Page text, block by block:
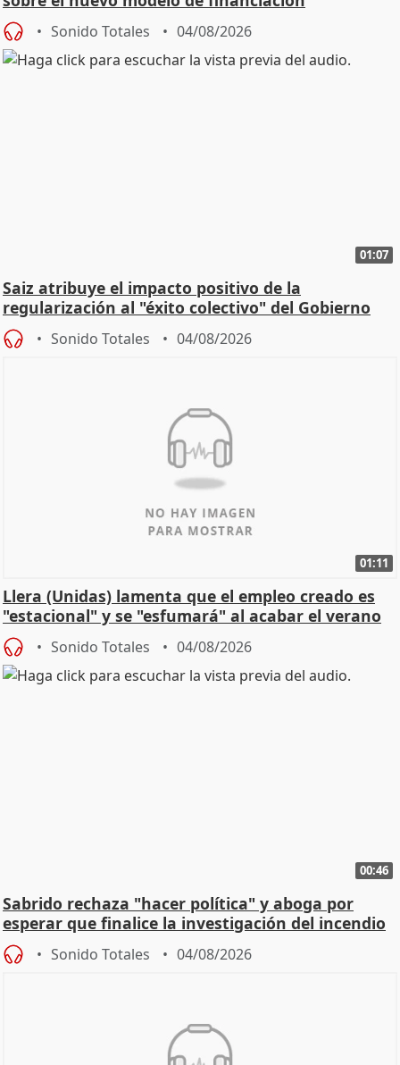
Sonido Totales 04/08/2026
01:07
Saiz atribuye el impacto positivo de la
regularización al "éxito colectivo" del Gobierno
Sonido Totales 04/08/2026
01:11
Llera (Unidas) lamenta que el empleo creado es
"estacional" y se "esfumará" al acabar el verano
Sonido Totales 04/08/2026
00:46
Sabrido rechaza "hacer política" y aboga por
esperar que finalice la investigación del incendio
Sonido Totales 04/08/2026